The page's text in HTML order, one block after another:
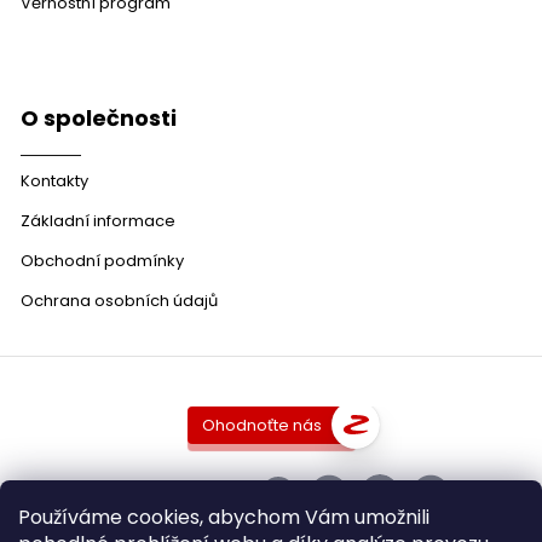
Používáme cookies, abychom Vám umožnili
O společnosti
Kontakty
Základní informace
Obchodní podmínky
Ochrana osobních údajů
Ohodnoťte nás